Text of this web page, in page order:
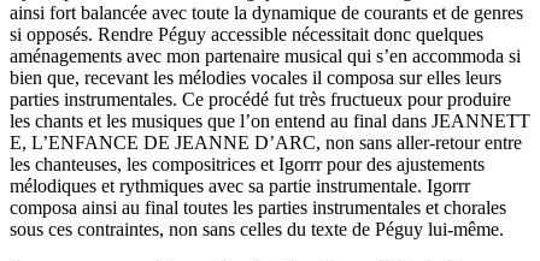
ainsi fort balancée avec toute la dynamique de courants et de genres
si opposés. Rendre Péguy accessible nécessitait donc quelques
aménagements avec mon partenaire musical qui s’en accommoda si
bien que, recevant les mélodies vocales il composa sur elles leurs
parties instrumentales. Ce procédé fut très fructueux pour produire
les chants et les musiques que l’on entend au final dans JEANNETT
E, L’ENFANCE DE JEANNE D’ARC, non sans aller-retour entre
les chanteuses, les compositrices et Igorrr pour des ajustements
mélodiques et rythmiques avec sa partie instrumentale. Igorrr
composa ainsi au final toutes les parties instrumentales et chorales
sous ces contraintes, non sans celles du texte de Péguy lui-même.